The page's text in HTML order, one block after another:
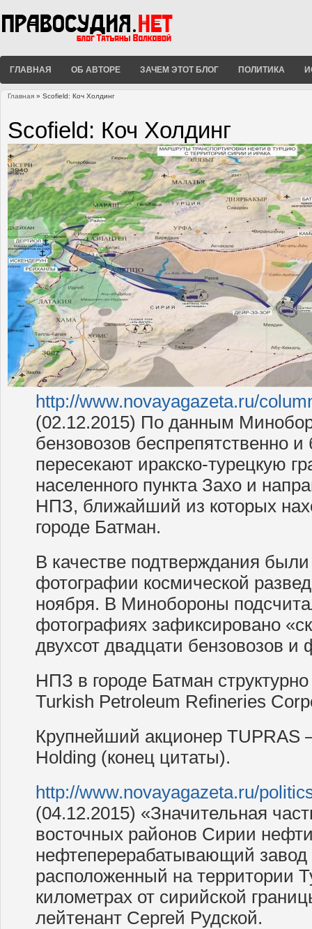
ГЛАВНАЯ ОБ АВТОРЕ ЗАЧЕМ ЭТОТ БЛОГ ПОЛИТИКА
Главная » Scofield: Коч Холдинг
Scofield: Коч Холдинг
http://www.novayagazeta.ru/
(02.12.2015) По данным
бензовозов беспрепятственно и
пересекают иракско-турецкую
населенного пункта Захо и
НПЗ, ближайший из которых
городе Батман.
В качестве подтверждания
фотографии космической
ноября. В Минобороны
фотографиях зафиксировано
двухсот двадцати бензовозов и
НПЗ в городе Батман
Turkish Petroleum Refineries
Крупнейший акционер TUPRAS
Holding (конец цитаты).
http://www.novayagazeta.ru/
(04.12.2015) «Значительная
восточных районов Сирии
нефтеперерабатывающий завод
расположенный на территории
километрах от сирийской
лейтенант Сергей Рудской.